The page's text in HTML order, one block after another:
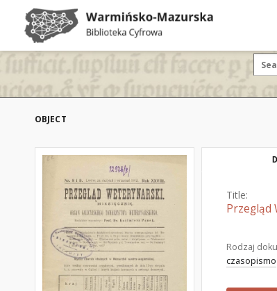
OBJECT
Title:
Przegląd
Rodzaj
czasopismo